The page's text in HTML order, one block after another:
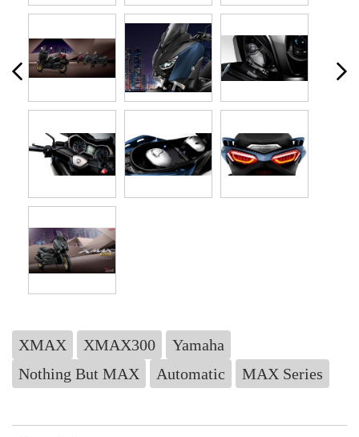
XMAX XMAX300
Yamaha
Nothing But MAX
Automatic MAX Series